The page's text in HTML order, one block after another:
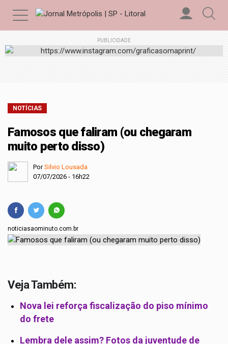
PUBLICIDADE
NOTÍCIAS
Famosos que faliram (ou chegaram
muito perto disso)
PorSilvio Lousada
07/07/2026 - 16h22
noticiasaominuto.com.br
Veja Também:
Nova lei reforça fiscalização do piso mínimo
do frete
Lembra dele assim? Fotos da juventude de